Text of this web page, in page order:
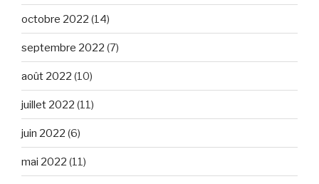
octobre 2022 (14)
septembre 2022 (7)
août 2022 (10)
juillet 2022 (11)
juin 2022 (6)
mai 2022 (11)